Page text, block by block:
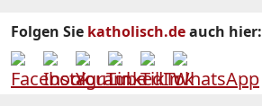
Folgen Sie katholisch.deauch hier: